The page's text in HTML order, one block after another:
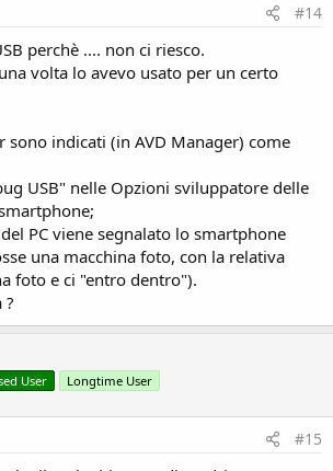
#14
perchè .... non ci riesco.
volta lo avevo usato per un certo
sono indicati (in AVD Manager) come
USB" nelle Opzioni sviluppatore delle
PC viene segnalato lo smartphone
una macchina foto, con la relativa
foto e ci "entro dentro").
?
User Longtime User
#15